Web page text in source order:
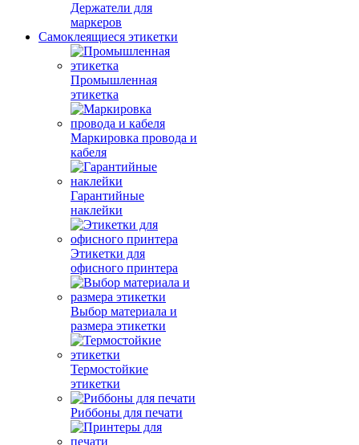
Держатели для
маркеров
Самоклеящиеся этикетки
Промышленная
этикетка
Маркировка провода и
кабеля
Гарантийные
наклейки
Этикетки для
офисного принтера
Выбор материала и
размера этикетки
Термостойкие
этикетки
Риббоны для печати